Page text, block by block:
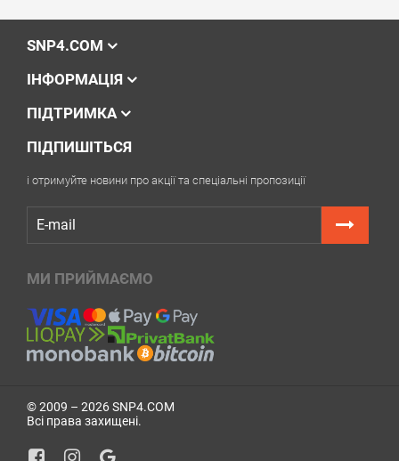
SNP4.COM
ІНФОРМАЦІЯ
ПІДТРИМКА
ПІДПИШІТЬСЯ
і отримуйте новини про акції та спеціальні пропозиції
МИ ПРИЙМАЄМО
© 2009 – 2026 SNP4.COM
Всі права захищені.